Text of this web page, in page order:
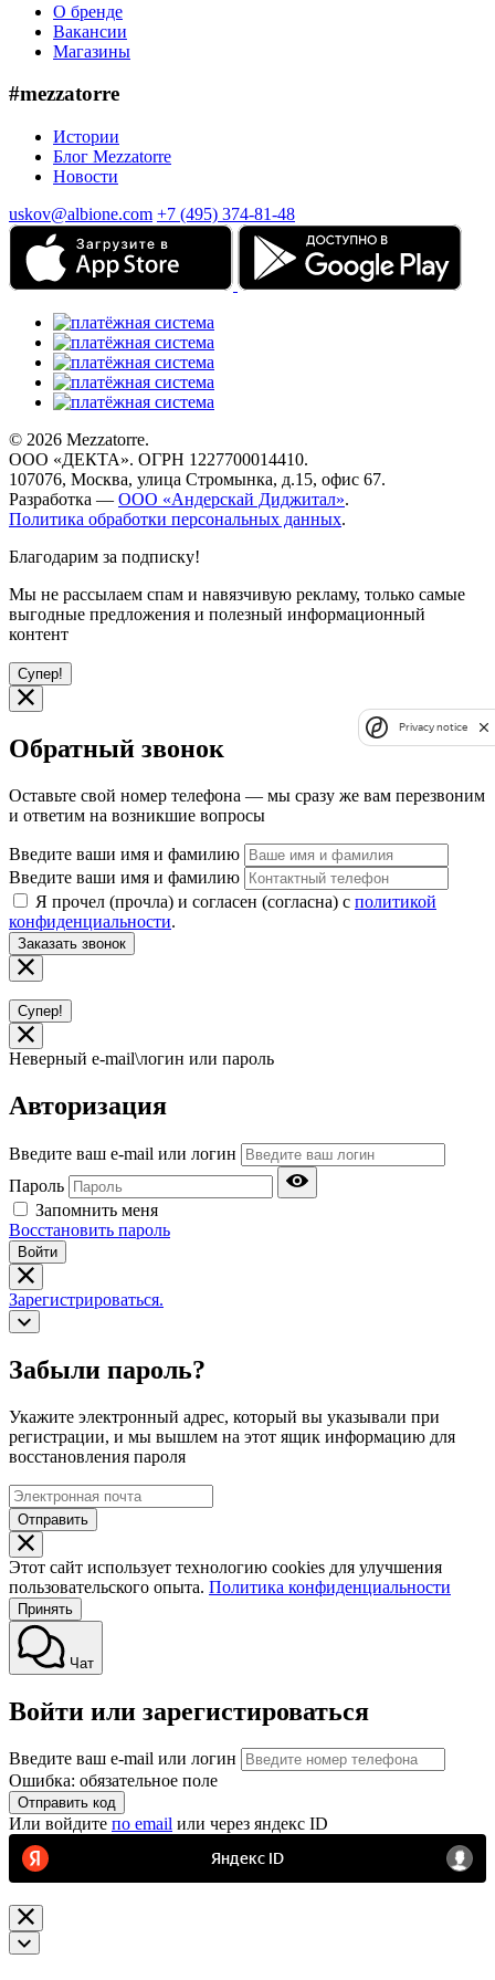
О бренде
Вакансии
Магазины
#mezzatorre
Истории
Блог Mezzatorre
Новости
uskov@albione.com +7 (495) 374-81-48
© 2026 Mezzatorre.
ООО «ДЕКТА». ОГРН 1227700014410.
107076, Москва, улица Стромынка, д.15, офис 67.
Разработка — ООО «Андерскай Диджитал».
Политика обработки персональных данных.
Благодарим за подписку!
Мы не рассылаем спам и навязчивую рекламу, только самые
выгодные предложения и полезный информационный
контент
Супер!
Обратный звонок
Оставьте свой номер телефона — мы сразу же вам перезвоним
и ответим на возникшие вопросы
Введите ваши имя и фамилию
Введите ваши имя и фамилию
Я прочел (прочла) и согласен (согласна) с политикой
конфиденциальности.
Заказать звонок
Супер!
Неверный e-mail\логин или пароль
Авторизация
Введите ваш e-mail или логин
Пароль
Запомнить меня
Восстановить пароль
Войти
Зарегистрироваться.
Забыли пароль?
Укажите электронный адрес, который вы указывали при
регистрации, и мы вышлем на этот ящик информацию для
восстановления пароля
Отправить
Этот сайт использует технологию cookies для улучшения
пользовательского опыта. Политика конфиденциальности
Принять
Чат
Войти или зарегистироваться
Введите ваш e-mail или логин
Ошибка: обязательное поле
Отправить код
Или войдите по email или через яндекс ID
Privacy notice